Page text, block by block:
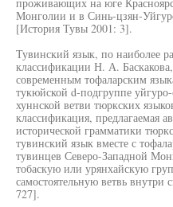
Монголии и в Синь-цзян-
[История Тувы 2001: 3].
Тувинский язык, по наиболее
классификации Н. А.
современным тофаларским
тукюйской d-подгруппе
хуннской ветви тюркских
классификация, предлагаемая
исторической грамматики
тувинский язык вместе с
тувинцев Северо-Западной
тобаскую или урянхайскую
самостоятельную ветвь
727].